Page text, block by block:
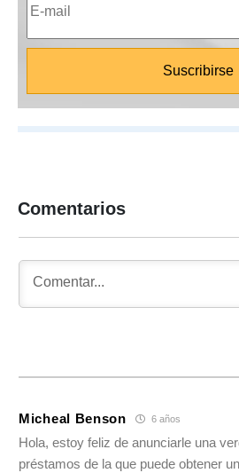
Comentarios
Micheal Benson 6 años
Hola, estoy feliz de anunciarle una
préstamos de la que puede obtener